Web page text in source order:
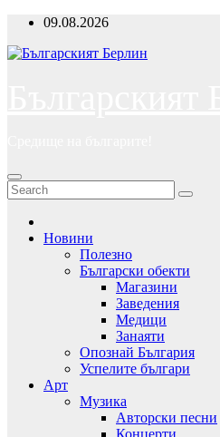
Skip
content
09.08.2026
Новини
Полезно
Български обекти
Магазини
Заведения
Медици
Занаяти
Опознай България
Успелите българи
Арт
Музика
Авторски песни
Концерти